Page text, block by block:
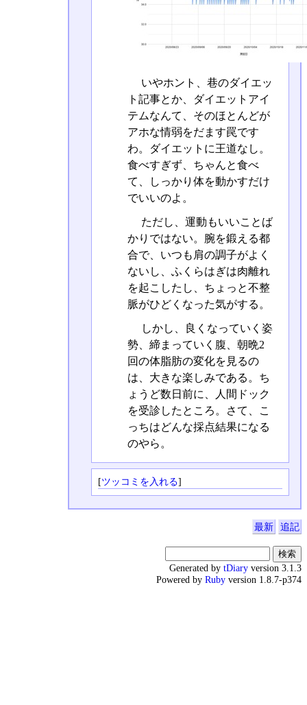
いやホント、巷のダイエッ
ト記事とか、ダイエットアイ
テムなんて、そのほとんどが
アホな情弱をだます罠です
わ。ダイエットに王道なし。
食べすぎず、ちゃんと食べ
て、しっかり体を動かすだけ
でいいのよ。
ただし、運動もいいことば
かりではない。腕を鍛える都
合で、いつも肩の調子がよく
ないし、ふくらはぎは肉離れ
を起こしたし、ちょっと不整
脈がひどくなった気がする。
しかし、良くなっていく姿
勢、締まっていく腹、朝晩2
回の体脂肪の変化を見るの
は、大きな楽しみである。ち
ょうど数日前に、人間ドック
を受診したところ。さて、こ
っちはどんな採点結果になる
のやら。
[ツッコミを入れる]
最新 追記
Generated by tDiary version 3.1.3
Powered by Ruby version 1.8.7-p374